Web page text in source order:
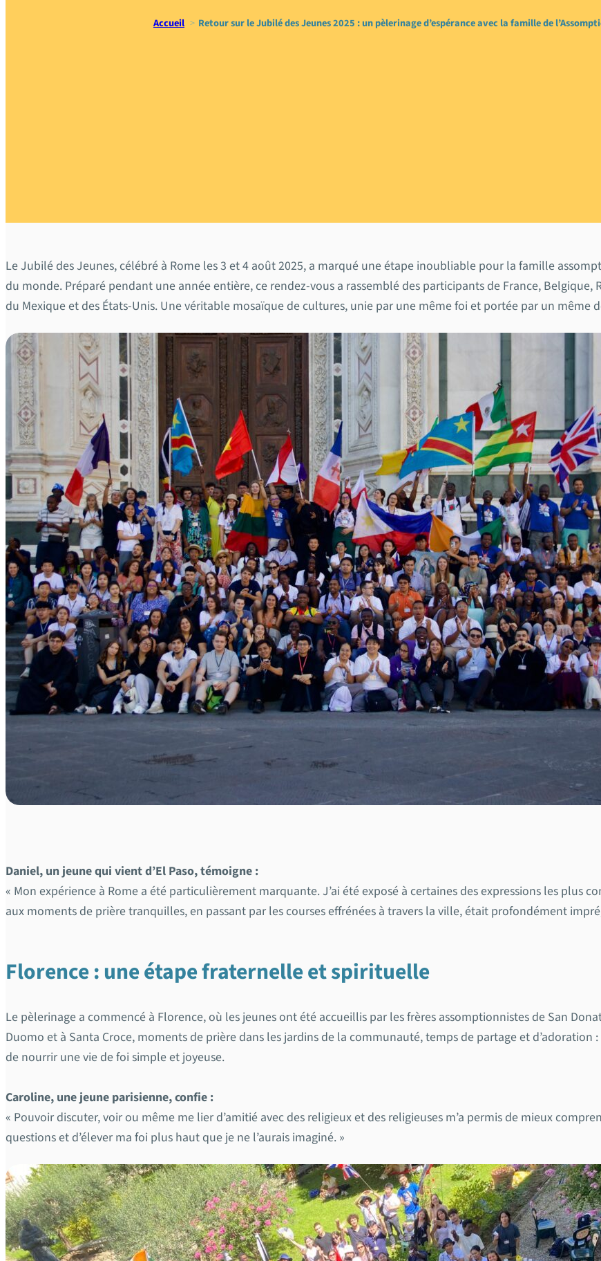
Accueil Retour sur le Jubilé des Jeunes 2025 : un pèlerinage d’espérance avec la famille de
Le Jubilé des Jeunes, célébré à Rome les 3 et 4 août 2025, a marqué une étape inoubliable pour la famille
du monde. Préparé pendant une année entière, ce rendez-vous a rassemblé des participants de France,
du Mexique et des États-Unis. Une véritable mosaïque de cultures, unie par une même foi et portée par un même
Daniel, un jeune qui vient d’El Paso, témoigne :
« Mon expérience à Rome a été particulièrement marquante. J’ai été exposé à certaines des expressions les plus
aux moments de prière tranquilles, en passant par les courses effrénées à travers la ville, était profondément
Florence : une étape fraternelle et spirituelle
Le pèlerinage a commencé à Florence, où les jeunes ont été accueillis par les frères assomptionnistes de San
Duomo et à Santa Croce, moments de prière dans les jardins de la communauté, temps de partage et
de nourrir une vie de foi simple et joyeuse.
Caroline, une jeune parisienne, confie :
« Pouvoir discuter, voir ou même me lier d’amitié avec des religieux et des religieuses m’a permis de mieux
questions et d’élever ma foi plus haut que je ne l’aurais imaginé. »